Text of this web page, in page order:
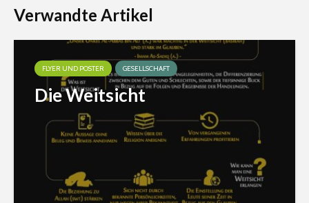
Verwandte Artikel
FLYER UND POSTER GESELLSCHAFT
Die Weitsicht